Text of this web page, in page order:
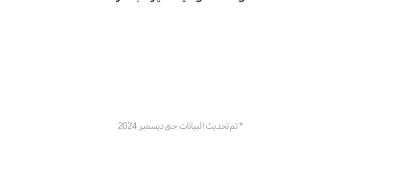
* تم تحديث البيانات حتى ديسمبر 2024